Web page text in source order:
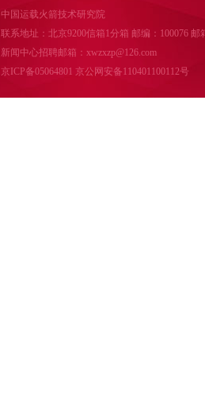
中国运载火箭技术研究院
联系地址：北京9200信箱1分箱 邮编：100076 邮
新闻中心招聘邮箱：xwzxzp@126.com
京ICP备05064801 京公网安备110401100112号